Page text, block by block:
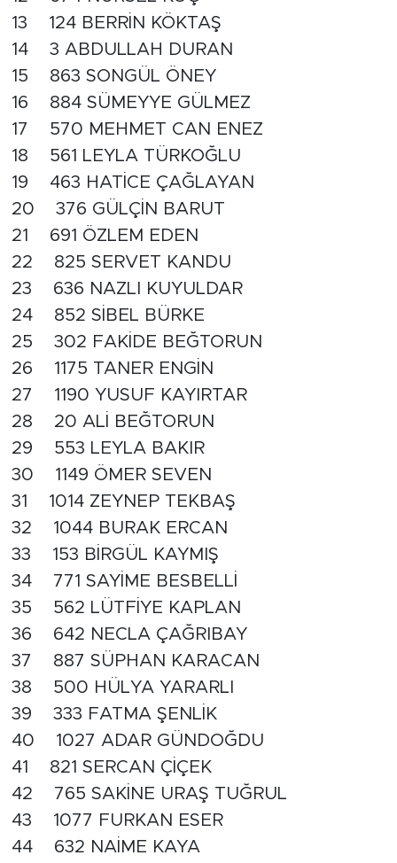
13 124 BERRİN KÖKTAŞ
14 3 ABDULLAH DURAN
15 863 SONGÜL ÖNEY
16 884 SÜMEYYE GÜLMEZ
17 570 MEHMET CAN ENEZ
18 561 LEYLA TÜRKOĞLU
19 463 HATİCE ÇAĞLAYAN
20 376 GÜLÇİN BARUT
21 691 ÖZLEM EDEN
22 825 SERVET KANDU
23 636 NAZLI KUYULDAR
24 852 SİBEL BÜRKE
25 302 FAKİDE BEĞTORUN
26 1175 TANER ENGİN
27 1190 YUSUF KAYIRTAR
28 20 ALİ BEĞTORUN
29 553 LEYLA BAKIR
30 1149 ÖMER SEVEN
31 1014 ZEYNEP TEKBAŞ
32 1044 BURAK ERCAN
33 153 BİRGÜL KAYMIŞ
34 771 SAYİME BESBELLİ
35 562 LÜTFİYE KAPLAN
36 642 NECLA ÇAĞRIBAY
37 887 SÜPHAN KARACAN
38 500 HÜLYA YARARLI
39 333 FATMA ŞENLİK
40 1027 ADAR GÜNDOĞDU
41 821 SERCAN ÇİÇEK
42 765 SAKİNE URAŞ TUĞRUL
43 1077 FURKAN ESER
44 632 NAİME KAYA